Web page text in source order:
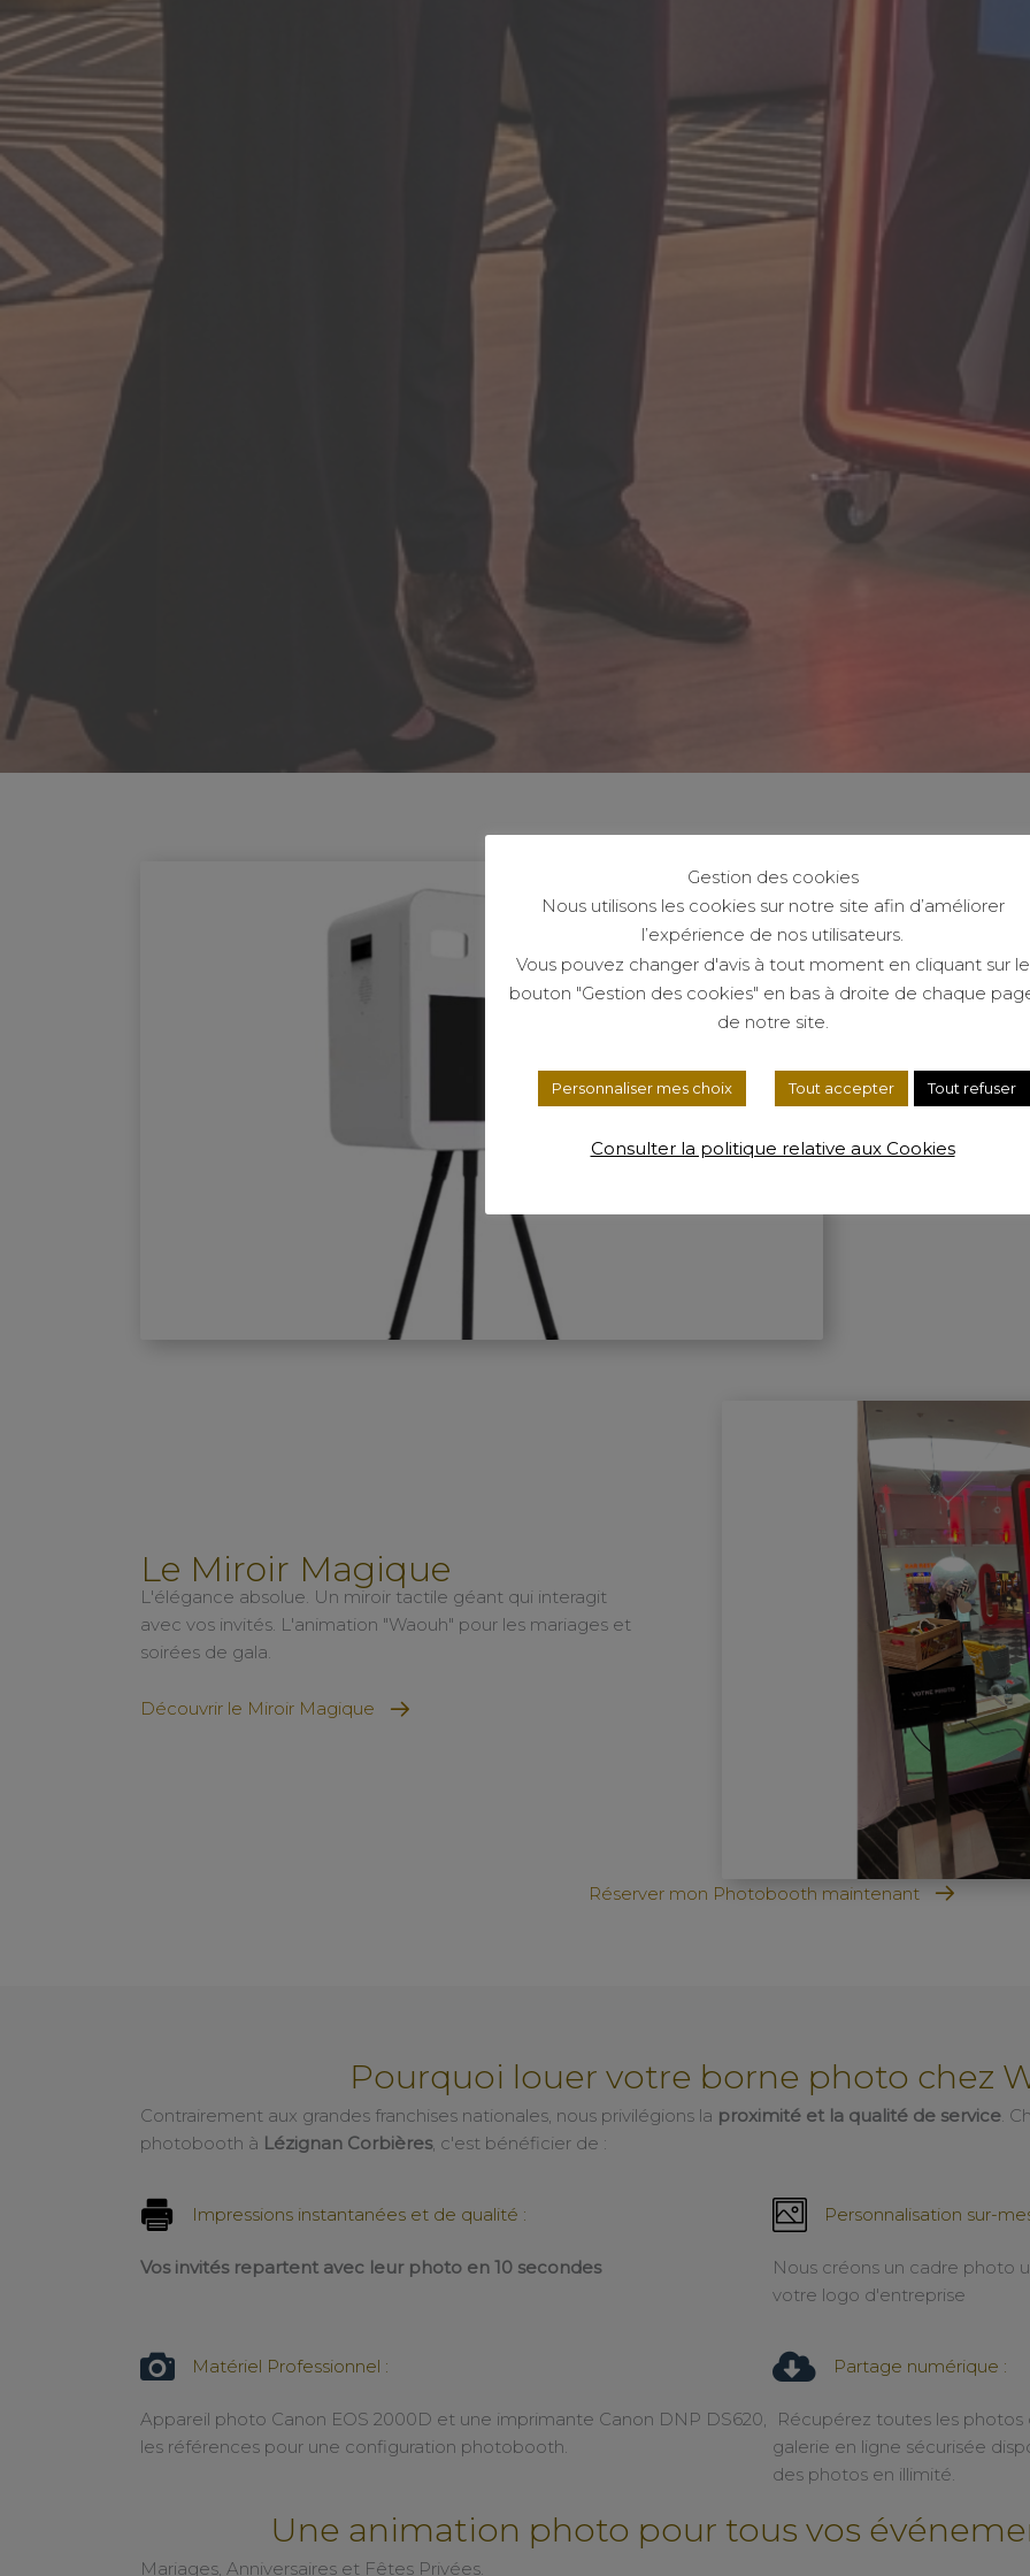
Moderne,
Découvrir la
Le Miroir Magique
L'élégance absolue. Un miroir tactile géant qui interagit
avec vos invités. L'animation "Waouh" pour les mariages et
soirées de gala.
Découvrir le Miroir Magique
Réserver mon Photobooth maintenant
Pourquoi louer votre borne photo chez
Contrairement aux grandes franchises nationales, nous privilégions la proximité et la qualité de service.
photobooth à Lézignan Corbières, c'est bénéficier de :
Impressions instantanées et de qualité :
Vos invités repartent avec leur photo en 10 secondes
Personnalisation sur-
Nous créons un cadre photo
votre logo d'entreprise
Matériel Professionnel :
Matériel Professionnel :
Appareil photo Canon EOS 2000D et une imprimante Canon DNP DS620,
les références pour une configuration photobooth.
Partage numérique :
Récupérez toutes les photos
galerie en ligne sécurisée
des photos en illimité.
Une animation photo pour tous vos
Mariages, Anniversaires et Fêtes Privées.
Gestion des cookies
Nous utilisons les cookies sur notre site afin d’améliorer
l’expérience de nos utilisateurs.
Vous pouvez changer d'avis à tout moment en cliquant sur le
bouton "Gestion des cookies" en bas à droite de chaque
de notre site.
Personnaliser mes choix Tout accepter Tout refuser
Consulter la politique relative aux Cookies